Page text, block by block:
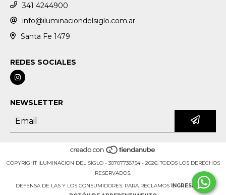
341 4244900
info@iluminaciondelsiglo.com.ar
Santa Fe 1479
REDES SOCIALES
NEWSLETTER
COPYRIGHT ILUMINACION DEL SIGLO - 30707738754 - 2026. TODOS LOS DERECHOS
RESERVADOS.
DEFENSA DE LAS Y LOS CONSUMIDORES. PARA RECLAMOS
INGRESÁ ACÁ.